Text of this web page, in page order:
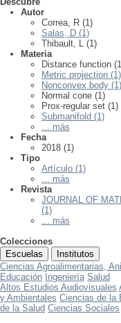
Autor
Correa, R (1)
Salas, D (1)
Thibault, L (1)
Materia
Distance function
Metric projection (1)
Nonconvex body (1)
Normal cone (1)
Prox-regular set (1)
Submanifold (1)
... más
Fecha
2018 (1)
Tipo
Artículo (1)
... más
Revista
JOURNAL OF
(1)
... más
Colecciones
Escuelas
Institutos
Ciencias Agroalimentarias,
Educación Ingeniería Salud
Altos Estudios Audiovisuales
y Ambientales Ciencias de la
de la Salud Ciencias Sociales